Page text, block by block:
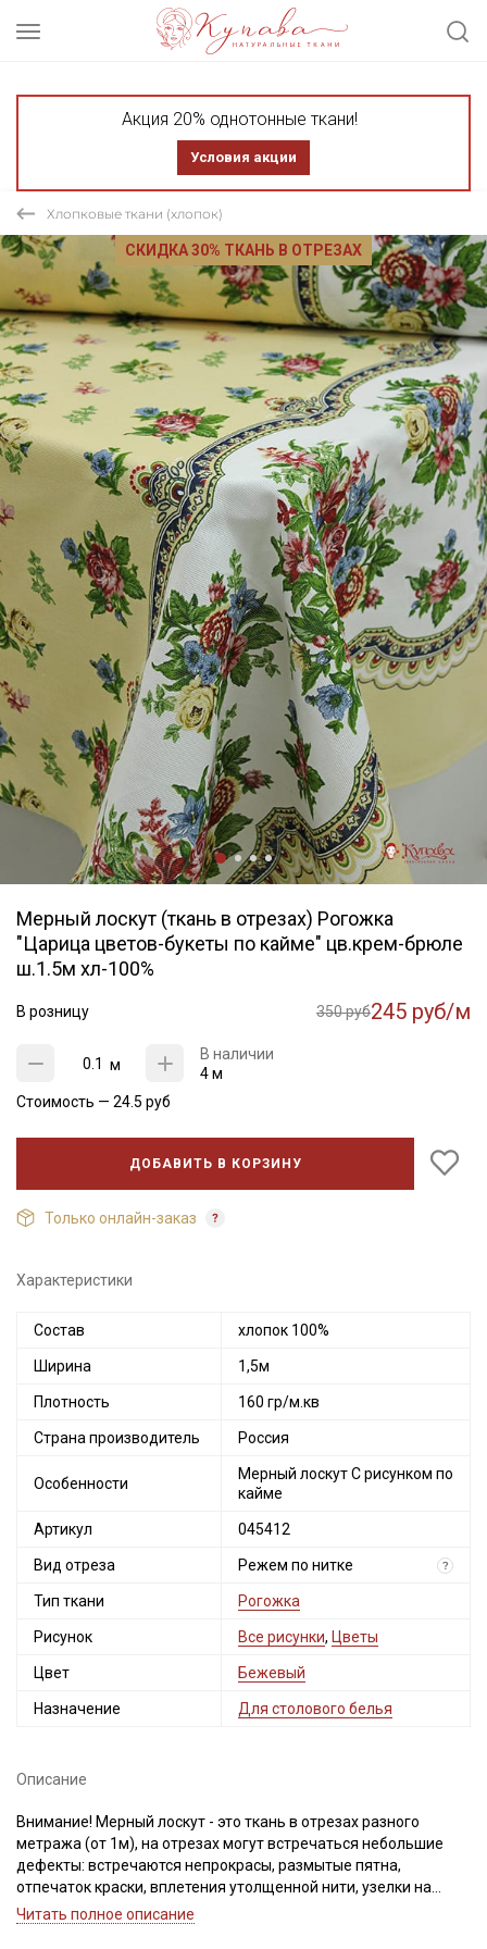
Акция 20% однотонные ткани!
Условия акции
Хлопковые ткани (хлопок)
СКИДКА 30% ТКАНЬ В ОТРЕЗАХ
Мерный лоскут (ткань в отрезах) Рогожка
"Царица цветов-букеты по кайме" цв.крем-брюле
ш.1.5м хл-100%
В розницу 350 руб245 руб/м
м
В наличии
4 м
Стоимость — 24.5 руб
ДОБАВИТЬ В КОРЗИНУ
Только онлайн-заказ
Характеристики
Состав хлопок 100%
Ширина 1,5м
Плотность 160 гр/м.кв
Страна производитель Россия
Особенности
Мерный лоскут С рисунком по
кайме
Артикул 045412
Вид отреза Режем по нитке ?
Тип ткани Рогожка
Рисунок Все рисунки, Цветы
Цвет Бежевый
Назначение Для столового белья
Описание
Внимание! Мерный лоскут - это ткань в отрезах разного
метража (от 1м), на отрезах могут встречаться небольшие
дефекты: встречаются непрокрасы, размытые пятна,
отпечаток краски, вплетения утолщенной нити, узелки на
утолщениях, разряженность из-за сбоя в переплетении,
Читать полное описание
Секретная рассылка от Купава
Мы публикуем здесь дополнительные